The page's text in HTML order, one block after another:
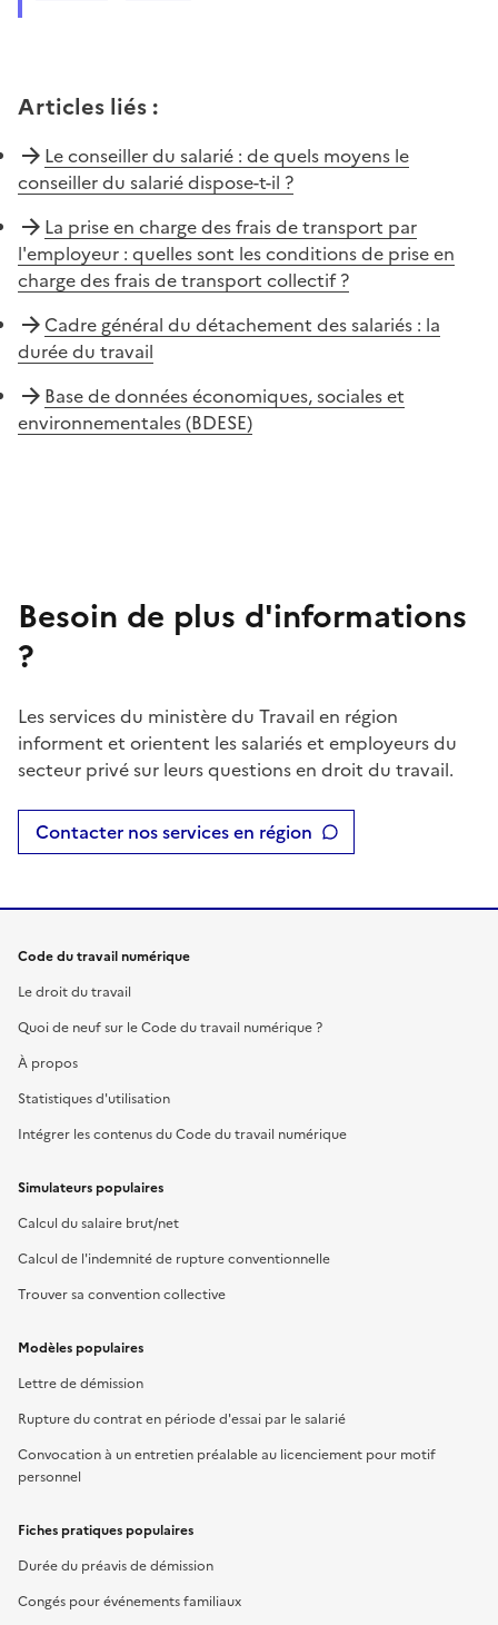
Articles liés :
Le conseiller du salarié : de quels moyens le
conseiller du salarié dispose-t-il ?
La prise en charge des frais de transport par
l'employeur : quelles sont les conditions de prise en
charge des frais de transport collectif ?
Cadre général du détachement des salariés : la
durée du travail
Base de données économiques, sociales et
environnementales (BDESE)
Besoin de plus d'informations
?
Les services du ministère du Travail en région
informent et orientent les salariés et employeurs du
secteur privé sur leurs questions en droit du travail.
Contacter nos services en région
Code du travail numérique
Le droit du travail
Quoi de neuf sur le Code du travail numérique ?
À propos
Statistiques d'utilisation
Intégrer les contenus du Code du travail numérique
Simulateurs populaires
Calcul du salaire brut/net
Calcul de l'indemnité de rupture conventionnelle
Trouver sa convention collective
Modèles populaires
Lettre de démission
Rupture du contrat en période d'essai par le salarié
Convocation à un entretien préalable au licenciement pour motif
personnel
Fiches pratiques populaires
Durée du préavis de démission
Congés pour événements familiaux